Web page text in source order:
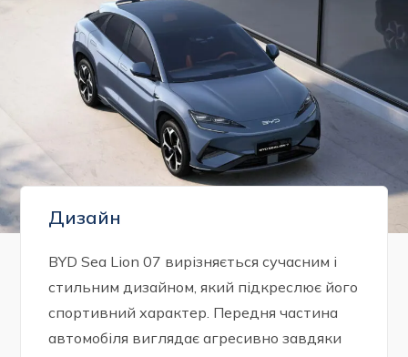
Дизайн
BYD Sea Lion 07 вирізняється сучасним і
стильним дизайном, який підкреслює його
спортивний характер. Передня частина
автомобіля виглядає агресивно завдяки